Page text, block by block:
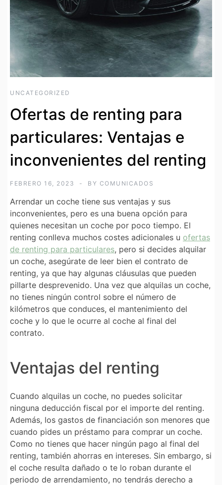
UNCATEGORIZED
Ofertas de renting para
particulares: Ventajas e
inconvenientes del renting
FEBRERO 16, 2023 BY COMUNICADOS
Arrendar un coche tiene sus ventajas y sus
inconvenientes, pero es una buena opción para
quienes necesitan un coche por poco tiempo. El
renting conlleva muchos costes adicionales u ofertas
de renting para particulares, pero si decides alquilar
un coche, asegúrate de leer bien el contrato de
renting, ya que hay algunas cláusulas que pueden
pillarte desprevenido. Una vez que alquilas un coche,
no tienes ningún control sobre el número de
kilómetros que conduces, el mantenimiento del
coche y lo que le ocurre al coche al final del
contrato.
Ventajas del renting
Cuando alquilas un coche, no puedes solicitar
ninguna deducción fiscal por el importe del renting.
Además, los gastos de financiación son menores que
cuando pides un préstamo para comprar un coche.
Como no tienes que hacer ningún pago al final del
renting, también ahorras en intereses. Sin embargo, si
el coche resulta dañado o te lo roban durante el
periodo de arrendamiento, no tendrás derecho a